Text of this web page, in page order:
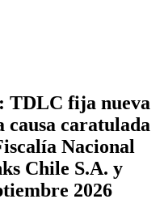
TDLC fija nueva
causa caratulada
Nacional
Chile S.A. y
2026